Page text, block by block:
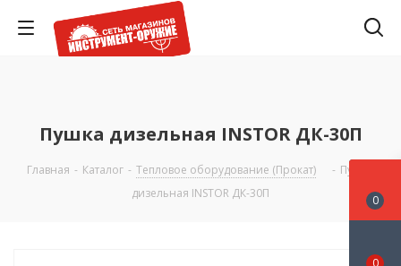
Пушка дизельная INSTOR ДК-30П
Главная - Каталог - Тепловое оборудование (Прокат) - Пушка
дизельная INSTOR ДК-30П
0
0